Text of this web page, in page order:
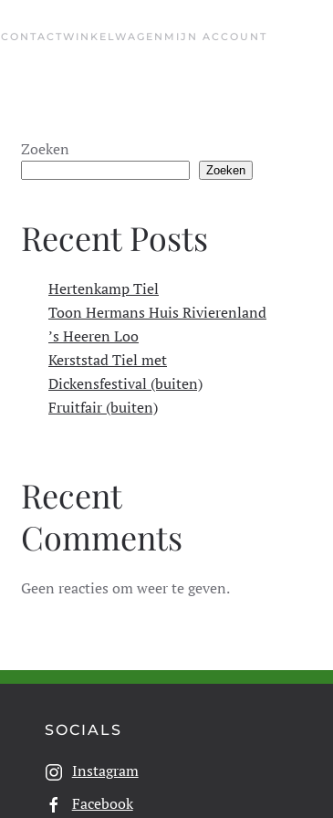
CONTACTWINKELWAGEN MIJN ACCOUNT
Zoeken
Zoeken
Recent Posts
Hertenkamp Tiel
Toon Hermans Huis Rivierenland
’s Heeren Loo
Kerststad Tiel met
Dickensfestival (buiten)
Fruitfair (buiten)
Recent
Comments
Geen reacties om weer te geven.
SOCIALS
Instagram
Facebook